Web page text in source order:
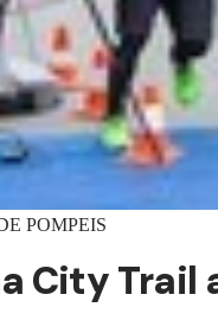
POMPEIS
City Trail